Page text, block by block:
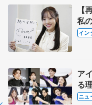
【
私
退
イン
ア
る
実
ニュ